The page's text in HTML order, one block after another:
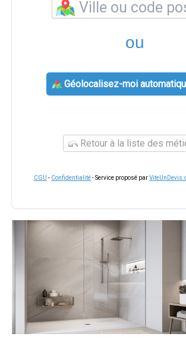
ou
Géolocalisez-moi
Retour à la liste des
CGU - Confidentialité- Service proposé par